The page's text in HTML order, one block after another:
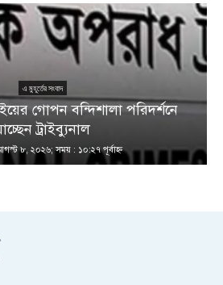
এ মুহূর্তের সংবাদ
গোপন বন্দিশালা পরিদর্শনে
ট্রাইব্যুনাল
৮, ২০২৬; সময় : ১০:২৭ পূর্বাহ্ণ